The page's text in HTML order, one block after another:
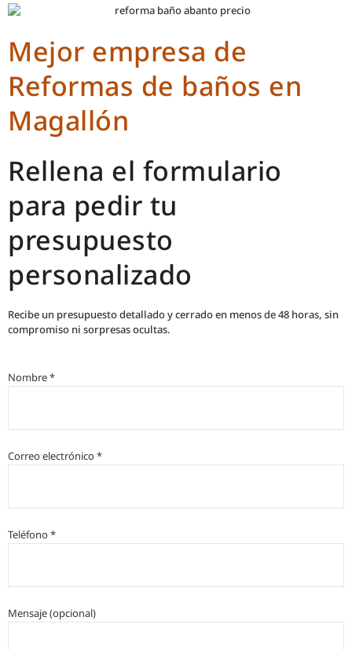
Mejor empresa de
Reformas de baños en
Magallón
Rellena el formulario
para pedir tu
presupuesto
personalizado
Recibe un presupuesto detallado y cerrado en menos de 48 horas, sin
compromiso ni sorpresas ocultas.
Nombre *
Correo electrónico *
Teléfono *
Mensaje (opcional)